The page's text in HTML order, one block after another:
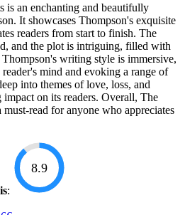
is an enchanting and beautifully
It showcases Thompson's exquisite
readers from start to finish. The
and the plot is intriguing, filled with
writing style is immersive,
mind and evoking a range of
into themes of love, loss, and
on its readers. Overall, The
read for anyone who appreciates
:
8.9